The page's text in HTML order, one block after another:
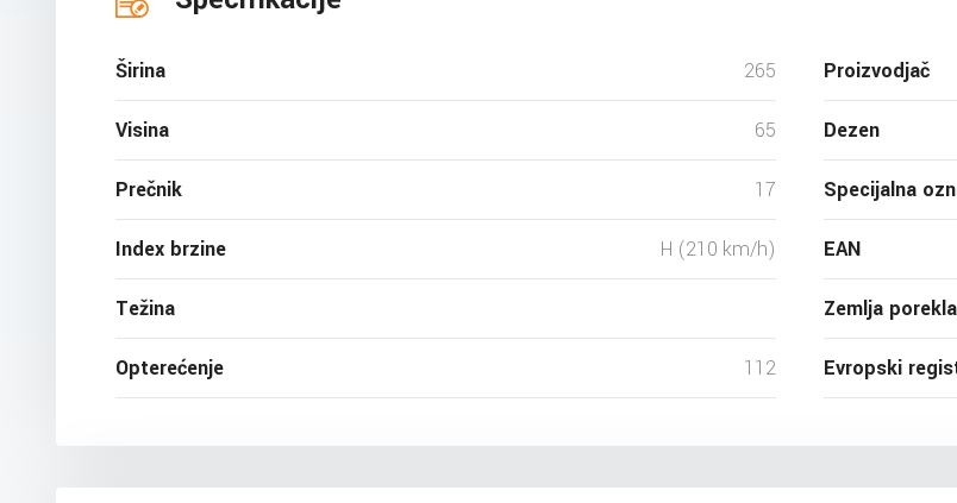
Širina 265
Visina 65
Prečnik 17
Index brzine H (210 km/h)
Težina
Opterećenje 112
Proizvodjač
Dezen
Specijalna
EAN
Zemlja
Evropski